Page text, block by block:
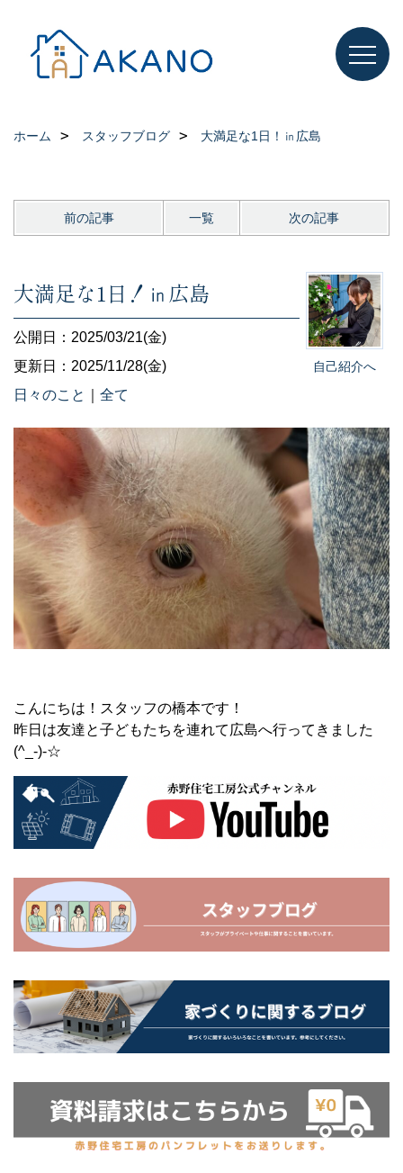
ホーム スタッフブログ 大満足な1日！㏌広島
前の記事 一覧 次の記事
自己紹介へ
大満足な1日！㏌広島
公開日：2025/03/21(金)
更新日：2025/11/28(金)
日々のこと
全て
こんにちは！スタッフの橋本です！
昨日は友達と子どもたちを連れて広島へ行ってきました
(^_-)-☆